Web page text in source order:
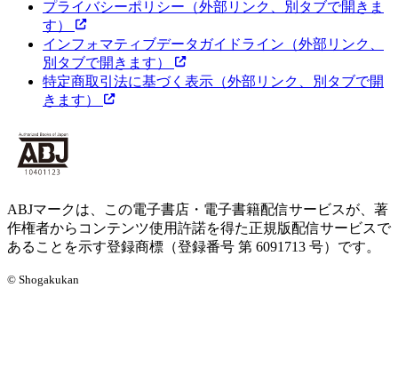
プライバシーポリシー （外部リンク、別タブで開きま
す）
インフォマティブデータガイドライン （外部リンク、
別タブで開きます）
特定商取引法に基づく表示 （外部リンク、別タブで開
きます）
ABJマークは、この電子書店・電子書籍配信サービスが、著
作権者からコンテンツ使用許諾を得た正規版配信サービスで
あることを示す登録商標（登録番号 第 6091713 号）です。
© Shogakukan